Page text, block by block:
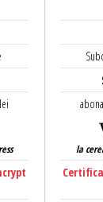
la